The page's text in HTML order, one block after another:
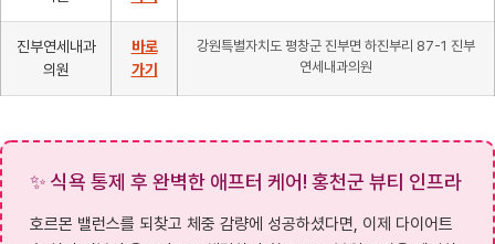
진부연세내과
의원
바로
가기
강원특별자치도 평창군 진부면 하진부리 87-1 진부
연세내과의원
✨ 식욕 통제 후 완벽한 애프터 케어! 홍천군 뷰티 인프라
호르몬 밸런스를 되찾고 체중 감량에 성공하셨다면, 이제 다이어트